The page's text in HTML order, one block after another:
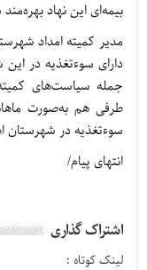
بیمه‌ای این نهاد
دارای سوءتغذیه در
جمله سیاست‌های
طرفی هم به‌صورت
سوءتغذیه در شهرستان
انتهای پیام/
اشتراک گذاری
لینک کوتاه :